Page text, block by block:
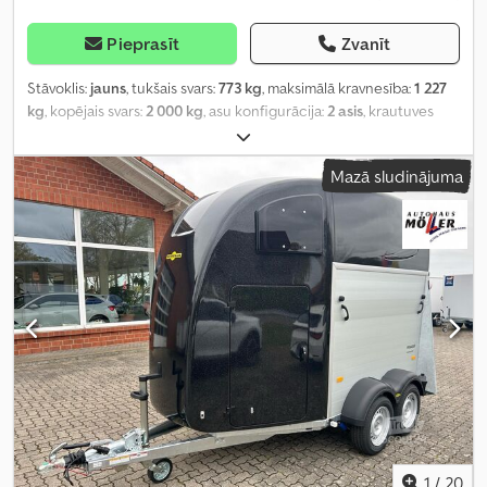
Pieprasīt Zvanīt
Stāvoklis: jauns, tukšais svars:773 kg, maksimālā kravnesība:1 227
kg, kopējais svars:2 000 kg, asu konfigurācija:2 asis, krautuves
, iekraušanas vietas platums:
iekraušanas telpas augstums:2 300 mm, Ražošanas gads:2025,
nobraukums:50 km, pārnesuma veids:mehānisks,
energoefektivitāte:A,
Mazā sludinājuma
1 / 20